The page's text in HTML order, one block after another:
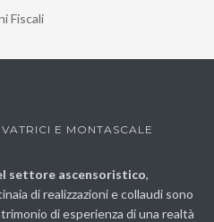
Fiscali
E MONTASCALE
settore ascensoristico,
di realizzazioni e collaudi sono
di esperienza di una realtà